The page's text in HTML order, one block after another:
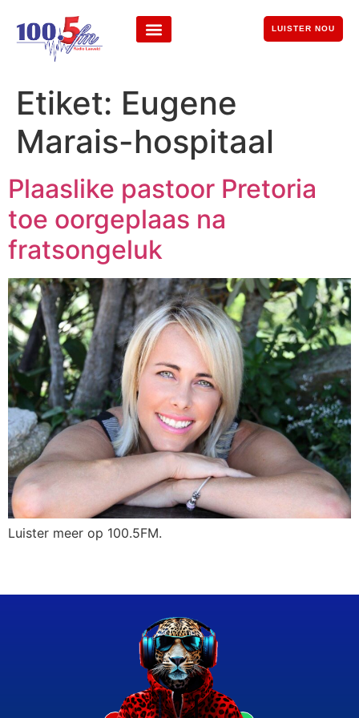
LUISTER NOU
Etiket: Eugene
Marais-hospitaal
Plaaslike pastoor Pretoria
toe oorgeplaas na
fratsongeluk
Luister meer op 100.5FM.